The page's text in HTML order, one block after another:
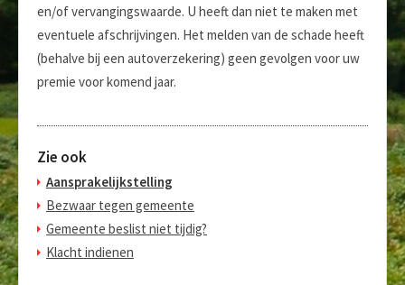
en/of vervangingswaarde. U heeft dan niet te maken met
eventuele afschrijvingen. Het melden van de schade heeft
(behalve bij een autoverzekering) geen gevolgen voor uw
premie voor komend jaar.
Zie ook
Aansprakelijkstelling
Bezwaar tegen gemeente
Gemeente beslist niet tijdig?
Klacht indienen